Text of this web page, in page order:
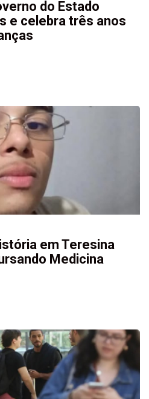
do Estado
e celebra três anos
em Teresina
Medicina